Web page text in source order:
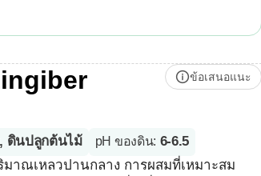
ข้อเสนอแนะ
ดินปลูกต้นไม้ pH ของดิน: 6-6.5
าณเหลวปานกลาง การผสมที่เหมาะสม